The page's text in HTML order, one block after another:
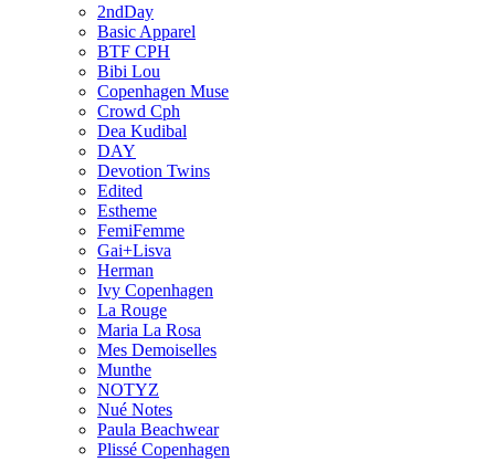
2ndDay
Basic Apparel
BTF CPH
Bibi Lou
Copenhagen Muse
Crowd Cph
Dea Kudibal
DAY
Devotion Twins
Edited
Estheme
FemiFemme
Gai+Lisva
Herman
Ivy Copenhagen
La Rouge
Maria La Rosa
Mes Demoiselles
Munthe
NOTYZ
Nué Notes
Paula Beachwear
Plissé Copenhagen